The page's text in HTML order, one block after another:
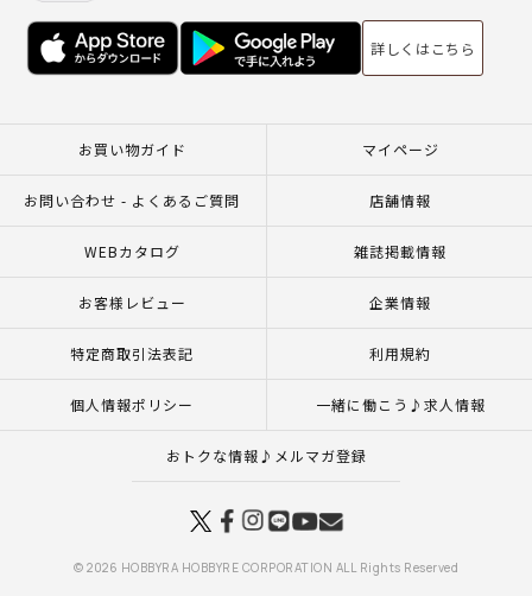
詳しくはこちら
お買い物ガイド マイページ
お問い合わせ - よくあるご質問 店舗情報
WEBカタログ 雑誌掲載情報
お客様レビュー 企業情報
特定商取引法表記 利用規約
個人情報ポリシー 一緒に働こう♪求人情報
おトクな情報♪メルマガ登録
© 2026 HOBBYRA HOBBYRE CORPORATION ALL Rights Reserved